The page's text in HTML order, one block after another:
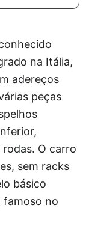
na Itália,
adereços
peças
O carro
sem racks
básico
famoso no